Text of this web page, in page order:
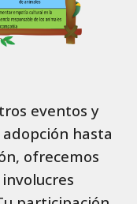
eventos y
hasta
ofrecemos